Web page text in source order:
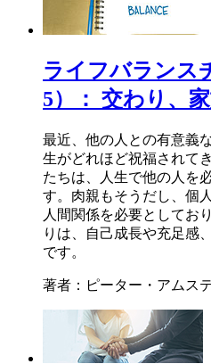
ライフバランス
5）： 交わり、
最近、他の人との有意義
生がどれほど祝福されて
たちは、人生で他の人を
す。肉親もそうだし、個
人間関係を必要としてお
りは、自己成長や充足感
です。
著者：ピーター・アムス